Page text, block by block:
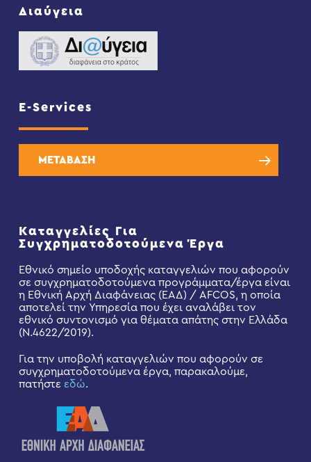
Διαύγεια
E-Services
ΜΕΤΑΒΑΣΗ
Καταγγελίες Για
Συγχρηματοδοτούμενα Έργα
Εθνικό σημείο υποδοχής καταγγελιών που αφορούν
σε συγχρηματοδοτούμενα προγράμματα/έργα είναι
η Εθνική Αρχή Διαφάνειας (ΕΑΔ) / AFCOS, η οποία
αποτελεί την Υπηρεσία που έχει αναλάβει τον
εθνικό συντονισμό για θέματα απάτης στην Ελλάδα
(Ν.4622/2019).
Για την υποβολή καταγγελιών που αφορούν σε
συγχρηματοδοτούμενα έργα, παρακαλούμε,
πατήστε εδώ.